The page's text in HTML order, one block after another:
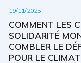
19/11/2025
COMMENT LES
SOLIDARITÉ
COMBLER LE
POUR LE